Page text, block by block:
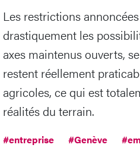
Les restrictions
drastiquement les
axes maintenus ouverts,
restent réellement
agricoles, ce qui est
réalités du terrain.
#entreprise #Genève